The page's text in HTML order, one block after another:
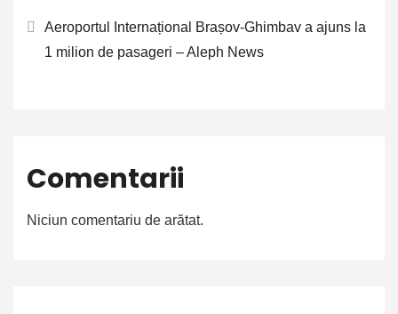
Aeroportul Internațional Brașov-Ghimbav a ajuns la
1 milion de pasageri – Aleph News
Comentarii
Niciun comentariu de arătat.